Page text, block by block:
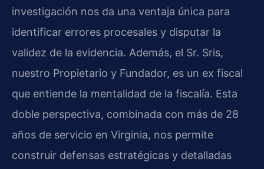
investigación nos da una ventaja única para
identificar errores procesales y disputar la
validez de la evidencia. Además, el Sr. Sris,
nuestro Propietario y Fundador, es un ex fiscal
que entiende la mentalidad de la fiscalía. Esta
doble perspectiva, combinada con más de 28
años de servicio en Virginia, nos permite
construir defensas estratégicas y detalladas